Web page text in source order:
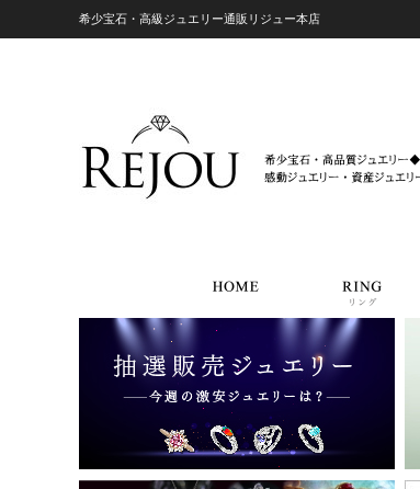
希少宝石・高級ジュエリー通販リジュー本店